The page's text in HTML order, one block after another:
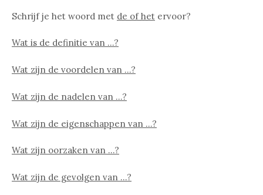
Schrijf je het woord met de of het ervoor?
Wat is de definitie van …?
Wat zijn de voordelen van …?
Wat zijn de nadelen van …?
Wat zijn de eigenschappen van …?
Wat zijn oorzaken van …?
Wat zijn de gevolgen van …?